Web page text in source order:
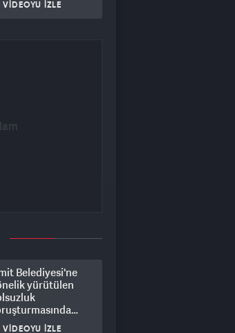
VIDEOYU İZLE
Belediyesi'ne
yürütülen
görüntüleri
VIDEOYU İZLE